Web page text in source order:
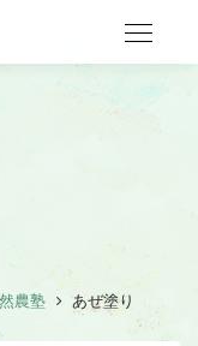
農塾 あぜ塗り